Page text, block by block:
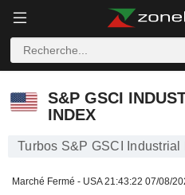
S&P GSCI
INDEX
Turbos S&P GSCI Industrial
Marché Fermé - USA21:43:22 07/08/